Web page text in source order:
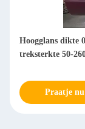
Hoogglans dikte
treksterkte 50-
Praatje nu